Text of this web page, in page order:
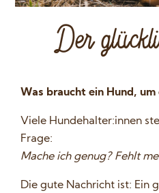
Der
Was braucht ein Hund, um
Viele Hundehalter:innen
Frage:
Mache ich genug? Fehlt
Die gute Nachricht ist: Ein